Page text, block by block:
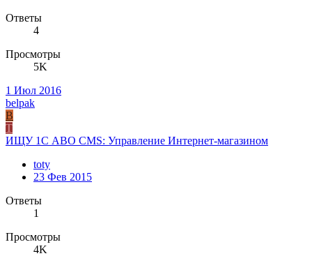
Ответы
4
Просмотры
5K
1 Июл 2016
belpak
B
T
ИЩУ 1С ABO CMS: Управление Интернет-магазином
toty
23 Фев 2015
Ответы
1
Просмотры
4K